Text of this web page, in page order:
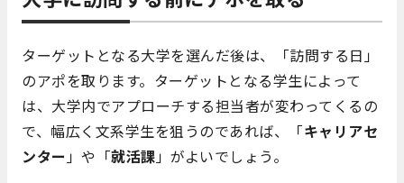
ターゲットとなる大学を選んだ後は、「訪問する日」
のアポを取ります。ターゲットとなる学生によって
は、大学内でアプローチする担当者が変わってくるの
で、幅広く文系学生を狙うのであれば、「キャリアセ
ンター 」や「就活課 」がよいでしょう。